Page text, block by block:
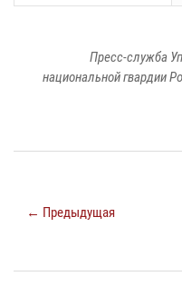
Пресс-служба
национальной гвардии
← Предыдущая